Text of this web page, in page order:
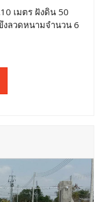
เมตร ฝังดิน 50
งลวดหนามจำนวน 6